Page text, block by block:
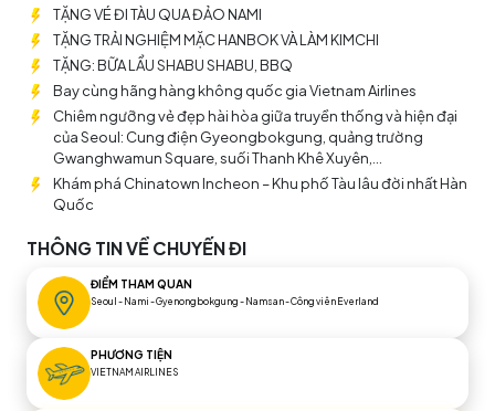
TẶNG VÉ ĐI TÀU QUA ĐẢO NAMI
TẶNG TRẢI NGHIỆM MẶC HANBOK VÀ LÀM KIMCHI
TẶNG: BỮA LẨU SHABU SHABU, BBQ
Bay cùng hãng hàng không quốc gia Vietnam Airlines
Chiêm ngưỡng vẻ đẹp hài hòa giữa truyền thống và hiện đại
của Seoul: Cung điện Gyeongbokgung, quảng trường
Gwanghwamun Square, suối Thanh Khê Xuyên,...
Khám phá Chinatown Incheon – Khu phố Tàu lâu đời nhất Hàn
Quốc
THÔNG TIN VỀ CHUYẾN ĐI
ĐIỂM THAM QUAN
Seoul - Nami - Gyenongbokgung - Namsan - Công viên Everland
PHƯƠNG TIỆN
VIETNAM AIRLINES